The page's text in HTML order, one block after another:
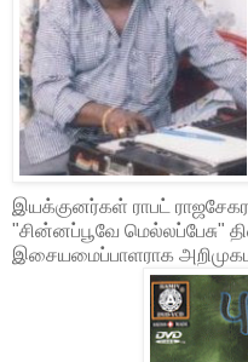
இயக்குனர்கள் ராபட்
"சின்னப்பூவே மெல்லப்பேசு"
இசையமைப்பாளராக